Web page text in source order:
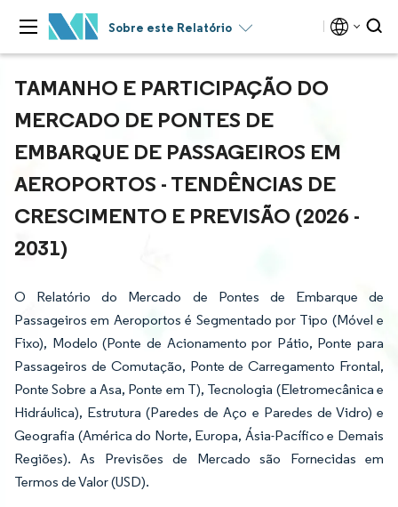
Sobre este Relatório
TAMANHO E PARTICIPAÇÃO DO
MERCADO DE PONTES DE
EMBARQUE DE PASSAGEIROS EM
AEROPORTOS - TENDÊNCIAS DE
CRESCIMENTO E PREVISÃO (2026 -
2031)
O Relatório do Mercado de Pontes de Embarque de
Passageiros em Aeroportos é Segmentado por Tipo (Móvel e
Fixo), Modelo (Ponte de Acionamento por Pátio, Ponte para
Passageiros de Comutação, Ponte de Carregamento Frontal,
Ponte Sobre a Asa, Ponte em T), Tecnologia (Eletromecânica e
Hidráulica), Estrutura (Paredes de Aço e Paredes de Vidro) e
Geografia (América do Norte, Europa, Ásia-Pacífico e Demais
Regiões). As Previsões de Mercado são Fornecidas em
Termos de Valor (USD).